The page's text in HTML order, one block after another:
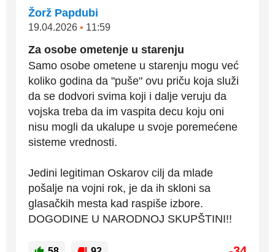
Žorž Papdubi
19.04.2026 • 11:59
Za osobe ometenje u starenju
Samo osobe ometene u starenju mogu već
koliko godina da "puše" ovu priču koja služi
da se dodvori svima koji i dalje veruju da
vojska treba da im vaspita decu koju oni
nisu mogli da ukalupe u svoje poremećene
sisteme vrednosti.
Jedini legitiman Oskarov cilj da mlade
pošalje na vojni rok, je da ih skloni sa
glasačkih mesta kad raspiše izbore.
DOGODINE U NARODNOJ SKUPŠTINI!!